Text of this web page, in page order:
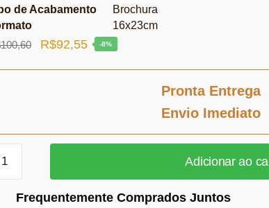
de Acabamento
Brochura
16x23cm
100,60
O
R$92,55O
-8%
Pronta Entrega
Envio Imediato
Adicionar ao
Frequentemente Comprados Juntos